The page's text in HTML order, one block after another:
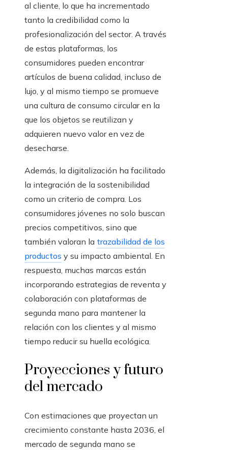
al cliente, lo que ha incrementado
tanto la credibilidad como la
profesionalización del sector. A través
de estas plataformas, los
consumidores pueden encontrar
artículos de buena calidad, incluso de
lujo, y al mismo tiempo se promueve
una cultura de consumo circular en la
que los objetos se reutilizan y
adquieren nuevo valor en vez de
desecharse.
Además, la digitalización ha facilitado
la integración de la sostenibilidad
como un criterio de compra. Los
consumidores jóvenes no solo buscan
precios competitivos, sino que
también valoran la trazabilidad de los
productos y su impacto ambiental. En
respuesta, muchas marcas están
incorporando estrategias de reventa y
colaboración con plataformas de
segunda mano para mantener la
relación con los clientes y al mismo
tiempo reducir su huella ecológica.
Proyecciones y futuro
del mercado
Con estimaciones que proyectan un
crecimiento constante hasta 2036, el
mercado de segunda mano se